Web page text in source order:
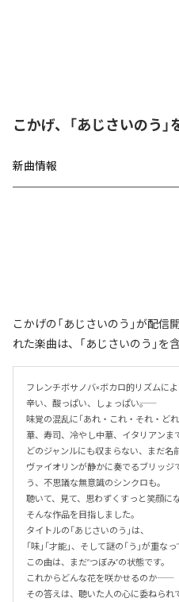
こかげ、「あじさいのう
新曲情報
こかげの「あじさいのう」が配
れた楽曲は、「あじさいのう」を
フレンチボサノバ×ボカロ的リズムによ
辛い、酸っぱい、しょっぱい――。
味覚の混乱に「あれ・これ・それ・ど
華、寿司、冷やし中華、イタリアンま
どのジャンルにも収まらない、まだ名
ヴァイオリンが静かに奏でるブリッジ
う、不思議な無意識のシンクロも。
聴いて、見て、思わずくすっと笑顔に
そんな作品を目指しました。
タイトルの「あじさいのう」は、
「味」「才能」、そして謎の「う」が重な
この曲は、まだ“つぼみ”の状態です。
これからどんな花を咲かせるのか――
その答えは、聴いた人の心に委ねられ